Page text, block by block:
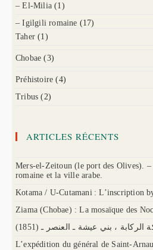
– El-Milia (1)
– Igilgili romaine (17)
Taher (1)
Chobae (3)
Préhistoire (4)
Tribus (2)
ARTICLES RÉCENTS
Mers-el-Zeitoun (le port des Olives).
romaine et la ville arabe.
Kotama / U-Cutamani : L’inscription
Ziama (Chobae) : La mosaïque des
معركة الركابة ، بني عيشة ـ العنصر ـ
L’expédition du général de Saint-